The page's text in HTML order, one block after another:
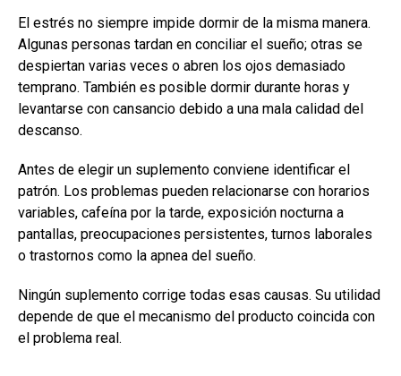
El estrés no siempre impide dormir de la misma manera.
Algunas personas tardan en conciliar el sueño; otras se
despiertan varias veces o abren los ojos demasiado
temprano. También es posible dormir durante horas y
levantarse con cansancio debido a una mala calidad del
descanso.
Antes de elegir un suplemento conviene identificar el
patrón. Los problemas pueden relacionarse con horarios
variables, cafeína por la tarde, exposición nocturna a
pantallas, preocupaciones persistentes, turnos laborales
o trastornos como la apnea del sueño.
Ningún suplemento corrige todas esas causas. Su utilidad
depende de que el mecanismo del producto coincida con
el problema real.